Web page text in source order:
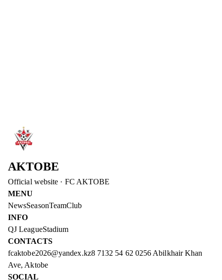
Read more
AKTOBE
Official website · FC AKTOBE
MENU
NewsSeasonTeamClub
INFO
QJ LeagueStadium
CONTACTS
fcaktobe2026@yandex.kz8 7132 54 62 0256 Abilkhair Khan
Ave, Aktobe
SOCIAL